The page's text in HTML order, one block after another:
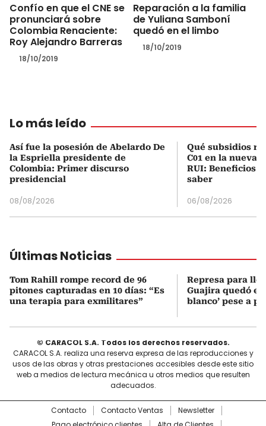
Confío en que el CNE se
pronunciará sobre
Colombia Renaciente:
Roy Alejandro Barreras
18/10/2019
Reparación a la familia
de Yuliana Samboní
quedó en el limbo
18/10/2019
Lo más leído
Así fue la posesión de Abelardo De
la Espriella presidente de
Colombia: Primer discurso
presidencial
08/08/2026
Qué subsidios
C01 en la nueva
RUI: Beneficios
saber
06/08/2026
Últimas Noticias
Tom Rahill rompe record de 96
pitones capturadas en 10 días: “Es
una terapia para exmilitares”
Represa para
Guajira quedó en
blanco’ pese a
© CARACOL S.A. Todos los derechos reservados.
CARACOL S.A. realiza una reserva expresa de las reproducciones y
usos de las obras y otras prestaciones accesibles desde este sitio
web a medios de lectura mecánica u otros medios que resulten
adecuados.
Contacto Contacto Ventas
Newsletter